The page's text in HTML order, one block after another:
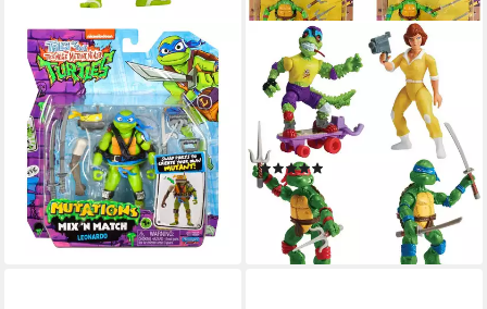
PLAYMATES TOYS
Actionfigur Die Abenteuer
der Teenage Mutant Ninja
Turtles Mix 'n Match
Actionfigu
13,95 € UVP18,99 €
-27%
lieferbar - in 8-10 Werktagen bei
dir
PLAYMATES TOYS
Actionfigur Teenage Mutant
Ninja Turtles, (Mondo Gecko,
April O´Neil, Raphael &
Leonardo), Adventure Heroes
4er Pack
ab 109,90 €
lieferbar - in 4-5 Werktagen bei dir